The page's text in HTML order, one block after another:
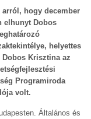
hogy december
elhunyt Dobos
helyettes
Krisztina az
Programiroda
volt.
Általános és